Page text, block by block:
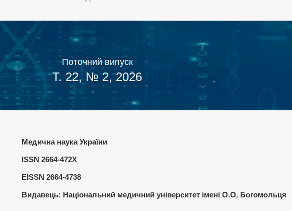
Поточний випуск
Т. 22, № 2, 2026
Медична наука України
ISSN 2664-472X
EISSN 2664-4738
Видавець: Національний медичний університет імені О.О. Богомольця